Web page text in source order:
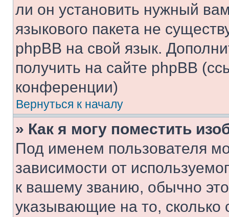
ли он установить нужный
языкового пакета не
phpBB на свой язык.
получить на сайте phpBB
конференции)
Вернуться к началу
» Как я могу поместить
Под именем пользователя
зависимости от
к вашему званию, обычно это
указывающие на то,